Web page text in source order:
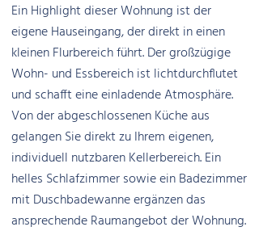
Ein Highlight dieser Wohnung ist der
eigene Hauseingang, der direkt in einen
kleinen Flurbereich führt. Der großzügige
Wohn- und Essbereich ist lichtdurchflutet
und schafft eine einladende Atmosphäre.
Von der abgeschlossenen Küche aus
gelangen Sie direkt zu Ihrem eigenen,
individuell nutzbaren Kellerbereich. Ein
helles Schlafzimmer sowie ein Badezimmer
mit Duschbadewanne ergänzen das
ansprechende Raumangebot der Wohnung.